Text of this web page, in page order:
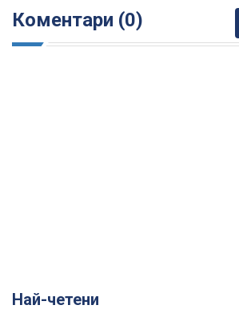
Коментари (0)
Най-четени